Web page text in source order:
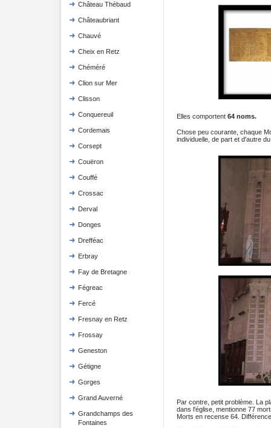
Château Thébaud
Châteaubriant
Chauvé
Cheix en Retz
Chéméré
Clion sur Mer
Clisson
Conquereuil
Cordemais
Corsept
Couëron
Couffé
Crossac
Derval
Donges
Drefféac
Erbray
Fay de Bretagne
Fégreac
Fercé
Fresnay en Retz
Frossay
Geneston
Gétigne
Gorges
Grand Auverné
Grandchamps des
Fontaines
Elles comportent 64 noms.
Chose peu courante, chaque
individuelle, de part et d'autre
Par contre, petit problème. La
dans l'église, mentionne 77
Morts en recense 64.